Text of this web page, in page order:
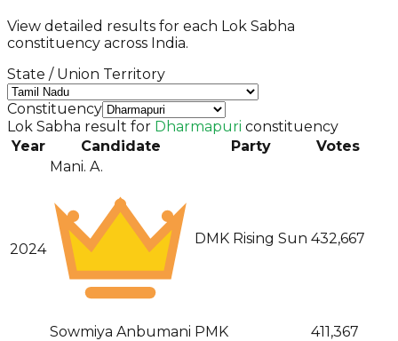
View detailed results for each Lok Sabha
constituency across India.
State / Union Territory
Constituency
Lok Sabha result for Dharmapuri constituency
Year
Candidate Party Votes
2024
Mani. A.
DMK Rising Sun 432,667
Sowmiya Anbumani PMK 411,367